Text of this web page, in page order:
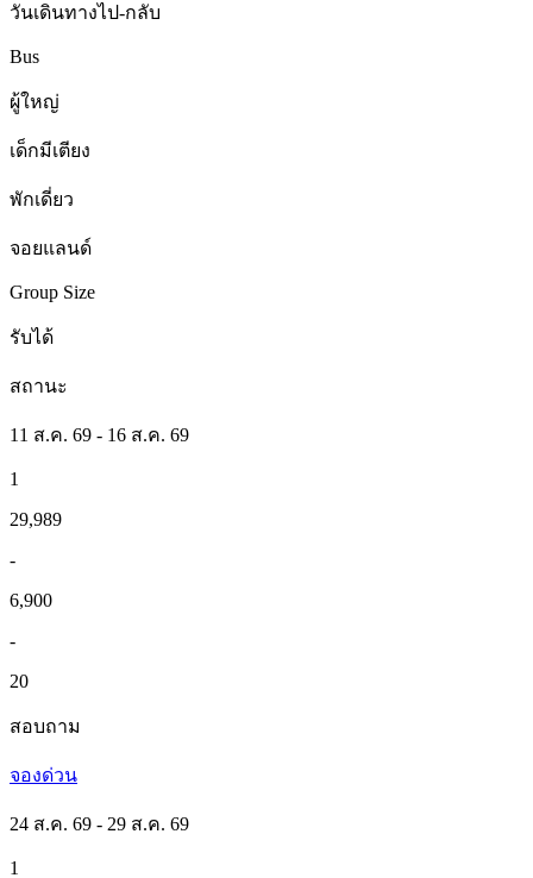
วันเดินทางไป-กลับ
Bus
ผู้ใหญ่
เด็กมีเตียง
พักเดี่ยว
จอยแลนด์
Group Size
รับได้
สถานะ
11 ส.ค. 69 - 16 ส.ค. 69
1
29,989
-
6,900
-
20
สอบถาม
จองด่วน
24 ส.ค. 69 - 29 ส.ค. 69
1